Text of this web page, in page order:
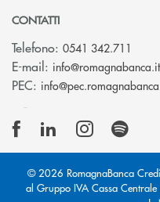
CONTATTI
Telefono: 0541 342.711
E-mail: info@romagnabanca.it
PEC:
© 2026 RomagnaBanca
al Gruppo IVA Cassa